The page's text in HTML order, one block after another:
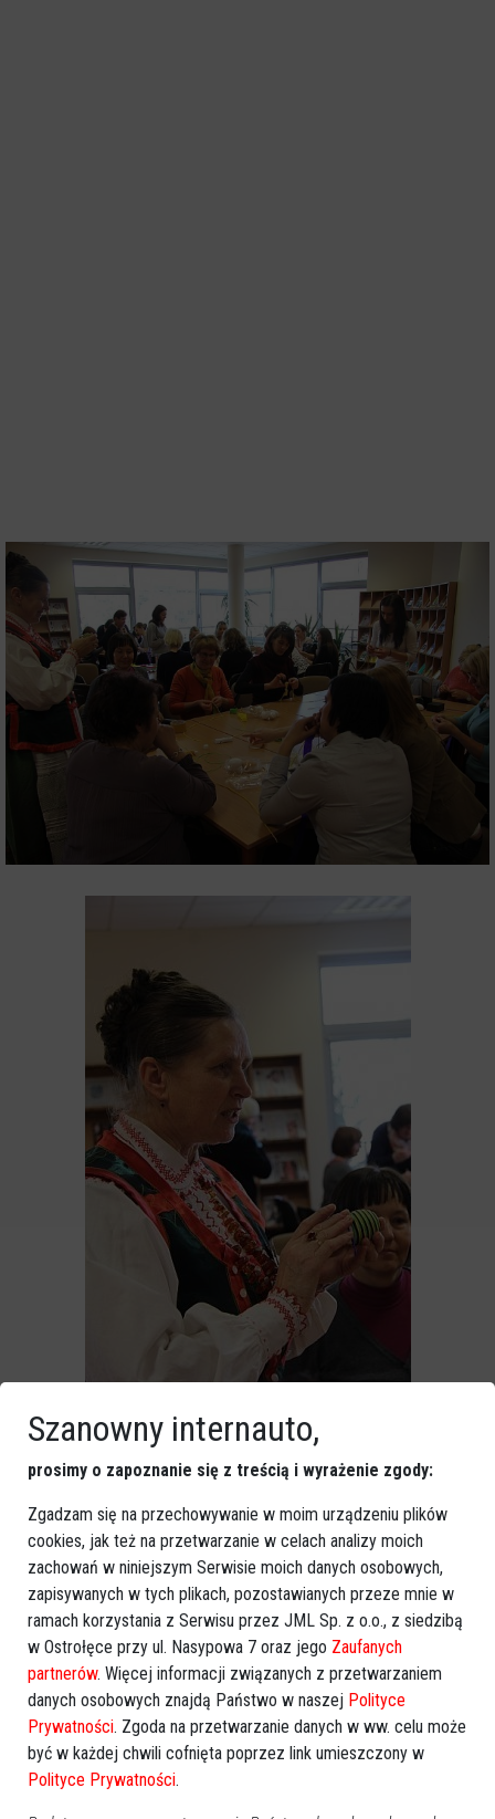
Szanowny internauto,
prosimy o zapoznanie się z treścią i wyrażenie zgody:
Zgadzam się na przechowywanie w moim urządzeniu plików
cookies, jak też na przetwarzanie w celach analizy moich
zachowań w niniejszym Serwisie moich danych osobowych,
zapisywanych w tych plikach, pozostawianych przeze mnie w
ramach korzystania z Serwisu przez JML Sp. z o.o., z siedzibą
w Ostrołęce przy ul. Nasypowa 7 oraz jego Zaufanych
partnerów. Więcej informacji związanych z przetwarzaniem
danych osobowych znajdą Państwo w naszej Polityce
Prywatności. Zgoda na przetwarzanie danych w ww. celu może
być w każdej chwili cofnięta poprzez link umieszczony w
Polityce Prywatności.